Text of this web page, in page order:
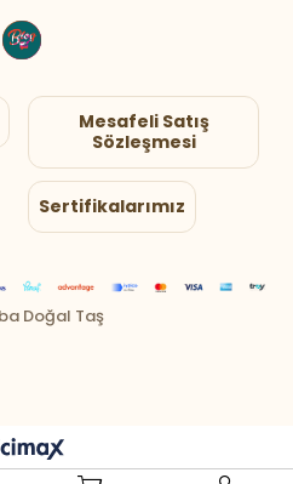
Mesafeli Satış
Sözleşmesi
Sertifikalarımız